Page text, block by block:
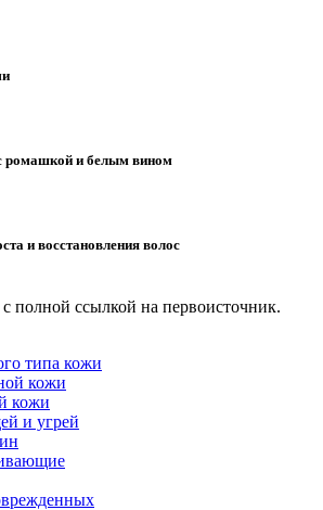
ромашкой и белым вином
и восстановления волос
полной ссылкой на первоисточник.
типа кожи
кожи
кожи
и угрей